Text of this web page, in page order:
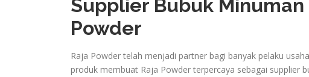
Supplier Bubuk
Powder
Raja Powder telah menjadi partner bagi banyak pelaku
produk membuat Raja Powder terpercaya sebagai supplier